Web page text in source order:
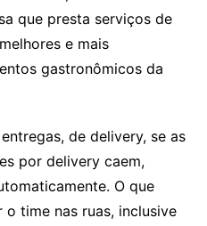
que presta serviços de
e mais
gastronômicos da
de delivery, se as
por delivery caem,
O que
time nas ruas, inclusive